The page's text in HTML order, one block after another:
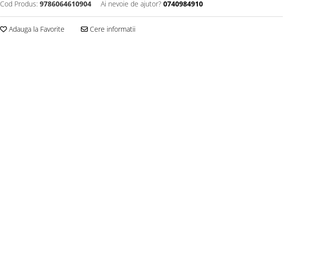
Cod Produs: 9786064610904 Ai nevoie de ajutor? 0740984910
Adauga la Favorite Cere informatii